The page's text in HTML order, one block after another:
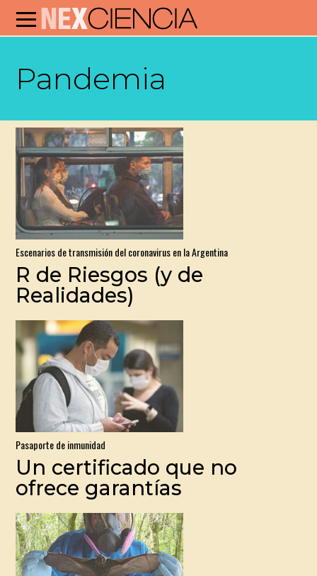
Pandemia
Escenarios de transmisión del coronavirus en la Argentina
R de Riesgos (y de
Realidades)
Pasaporte de inmunidad
Un certificado que no
ofrece garantías